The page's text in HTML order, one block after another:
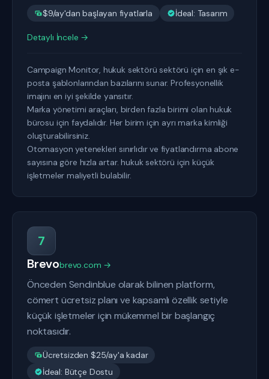
$9/ay'dan başlayan fiyatlarla İdeal: Tasarım
Detaylı İncele →
Campaign Monitor, hukuk sektörü sektörü için en şık e-
posta şablonlarından bazılarını sunar. Profesyonellik
imajını en iyi şekilde yansıtır.
Marka yönetimi araçları, birden fazla birimi olan hukuk
bürosu için faydalıdır. Her birim için ayrı marka kimliği
oluşturabilirsiniz.
Otomasyon yetenekleri sınırlıdır ve fiyatlandırma abone
sayısına göre hızla artar. hukuk sektörü için küçük
işletmeler maliyetli bulabilir.
7
Brevobrevo.com →
Önceden Sendinblue olarak bilinen platform,
cömert ücretsiz planı ve kapsamlı özellik setiyle
küçük işletmeler için mükemmel bir başlangıç
noktasıdır.
Ücretsizden $25/ay'a kadar
İdeal: Bütçe Dostu